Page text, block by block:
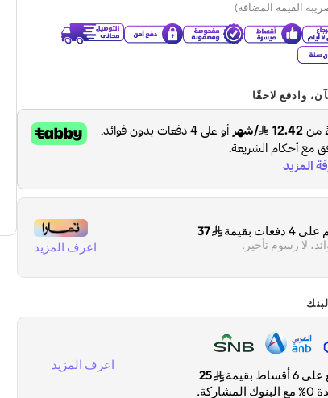
القيمة المضافة)
وادفع لاحقًا
دفعات بقيمة 37
لا رسوم تأخير. اعرف المزيد
أقساط بقيمة
25
المشاركة.
اعرف المزيد